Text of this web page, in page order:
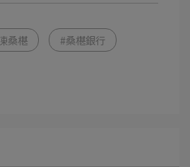
桑椹 #桑椹銀行